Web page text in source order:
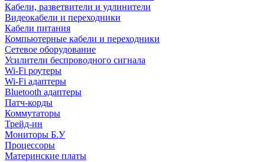
Кабели, разветвители и удлинители
Видеокабели и переходники
Кабели питания
Компьютерные кабели и переходники
Сетевое оборудование
Усилители беспроводного сигнала
Wi-Fi роутеры
Wi-Fi адаптеры
Bluetooth адаптеры
Патч-корды
Коммутаторы
Трейд-ин
Мониторы Б.У
Процессоры
Материнские платы